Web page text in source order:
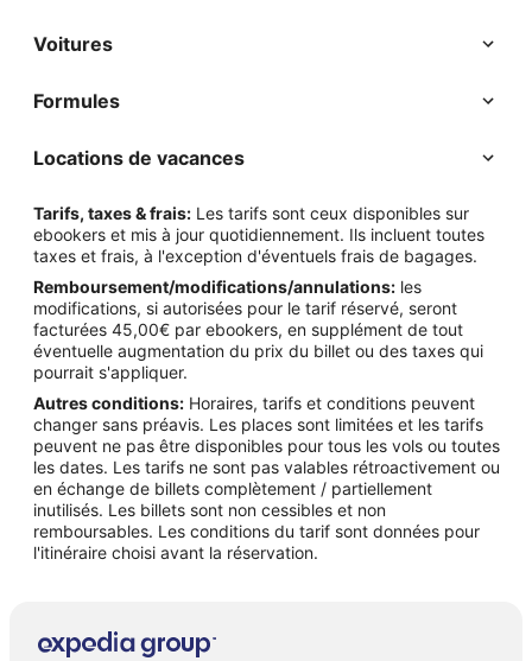
Voitures
Formules
Locations de vacances
Tarifs, taxes & frais: Les tarifs sont ceux disponibles sur
ebookers et mis à jour quotidiennement. Ils incluent toutes
taxes et frais, à l'exception d'éventuels frais de bagages.
Remboursement/modifications/annulations: les
modifications, si autorisées pour le tarif réservé, seront
facturées 45,00€ par ebookers, en supplément de tout
éventuelle augmentation du prix du billet ou des taxes qui
pourrait s'appliquer.
Autres conditions: Horaires, tarifs et conditions peuvent
changer sans préavis. Les places sont limitées et les tarifs
peuvent ne pas être disponibles pour tous les vols ou toutes
les dates. Les tarifs ne sont pas valables rétroactivement ou
en échange de billets complètement / partiellement
inutilisés. Les billets sont non cessibles et non
remboursables. Les conditions du tarif sont données pour
l'itinéraire choisi avant la réservation.